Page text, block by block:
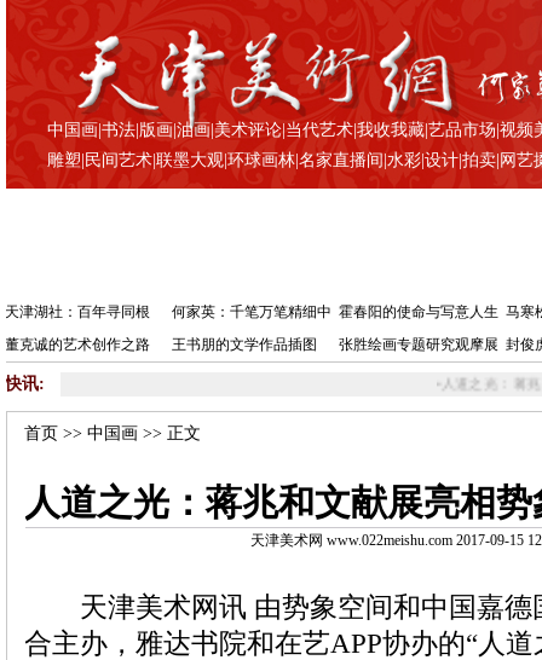
中国画 |书法 版画 |油画 |美术评论 当代艺术 |我收我藏 |艺品市场 |视频
雕塑 民间艺术 |联墨大观 |环球画林 |名家直播间 |水彩 |设计 |拍卖 网艺
天津湖社：百年寻同根 何家英：千笔万笔精细中 霍春阳的使命与写意人生 马寒
董克诚的艺术创作之路
王书朋的文学作品插图 张胜绘画专题研究观摩展 封俊
快讯: 人道之光：蒋兆和文献展亮相势象
首页 >>中国画 >> 正文
人道之光：蒋兆和文献展亮相
天津美术网 www.022meishu.com 2017-09-15
天津美术网讯 由势象空间和中国嘉德
合主办，雅达书院和在艺APP协办的“人